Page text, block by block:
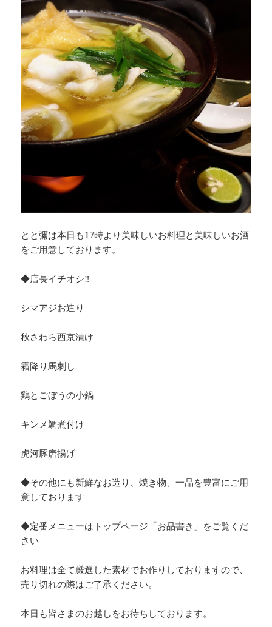
とと彌は本日も17時より美味しいお料理と美味しいお酒
をご用意しております。
◆店長イチオシ‼︎
シマアジお造り
秋さわら西京漬け
霜降り馬刺し
鶏とごぼうの小鍋
キンメ鯛煮付け
虎河豚唐揚げ
◆その他にも新鮮なお造り、焼き物、一品を豊富にご用
意しております
◆定番メニューはトップページ「お品書き」をご覧くだ
さい
お料理は全て厳選した素材でお作りしておりますので、
売り切れの際はご了承ください。
本日も皆さまのお越しをお待ちしております。